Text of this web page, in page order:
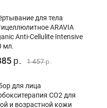
для тела
ARAVIA
Anti-Cellulite Intensive
мл.
р. 1 457р.
для лица
СО2 для
и возрастной кожи